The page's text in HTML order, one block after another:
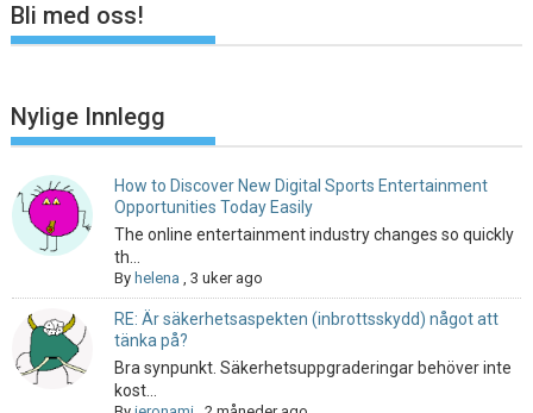
Bli med oss!
Nylige Innlegg
How to Discover New Digital Sports Entertainment
Opportunities Today Easily
The online entertainment industry changes so quickly
th...
By helena , 3 uker ago
RE: Är säkerhetsaspekten (inbrottsskydd) något att
tänka på?
Bra synpunkt. Säkerhetsuppgraderingar behöver inte
kost...